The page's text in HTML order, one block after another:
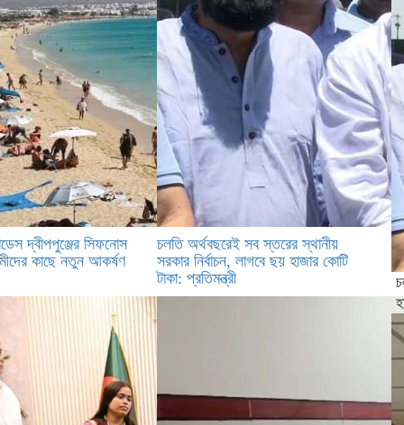
দ্বীপপুঞ্জের সিফনোস
কাছে নতুন আকর্ষণ
চলতি অর্থবছরেই সব স্তরের স্থানীয়
সরকার নির্বাচন, লাগবে ছয় হাজার কোটি
টাকা: প্রতিমন্ত্রী